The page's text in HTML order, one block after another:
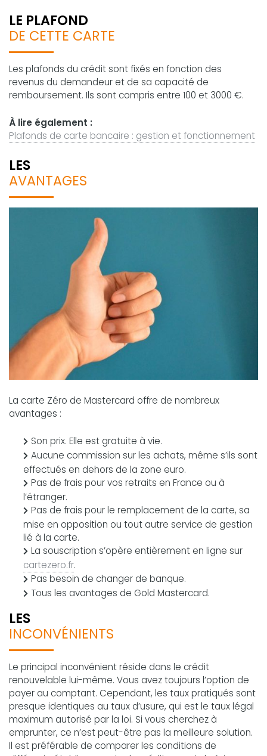
LE PLAFOND
DE CETTE CARTE
Les plafonds du crédit sont fixés en fonction des
revenus du demandeur et de sa capacité de
remboursement. Ils sont compris entre 100 et 3000 €.
À lire également :
Plafonds de carte bancaire : gestion et fonctionnement
LES
AVANTAGES
La carte Zéro de Mastercard offre de nombreux
avantages :
Son prix. Elle est gratuite à vie.
Aucune commission sur les achats, même s’ils sont
effectués en dehors de la zone euro.
Pas de frais pour vos retraits en France ou à
l’étranger.
Pas de frais pour le remplacement de la carte, sa
mise en opposition ou tout autre service de gestion
lié à la carte.
La souscription s’opère entièrement en ligne sur
cartezero.fr.
Pas besoin de changer de banque.
Tous les avantages de Gold Mastercard.
LES
INCONVÉNIENTS
Le principal inconvénient réside dans le crédit
renouvelable lui-même. Vous avez toujours l’option de
payer au comptant. Cependant, les taux pratiqués sont
presque identiques au taux d’usure, qui est le taux légal
maximum autorisé par la loi. Si vous cherchez à
emprunter, ce n’est peut-être pas la meilleure solution.
Il est préférable de comparer les conditions de